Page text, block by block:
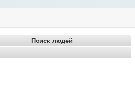
Поиск людей